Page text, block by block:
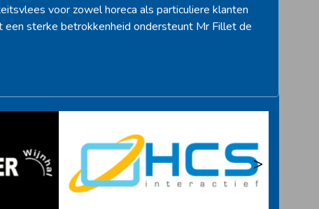
voor zowel horeca als particuliere klanten
sterke betrokkenheid ondersteunt Mr Fillet de
>